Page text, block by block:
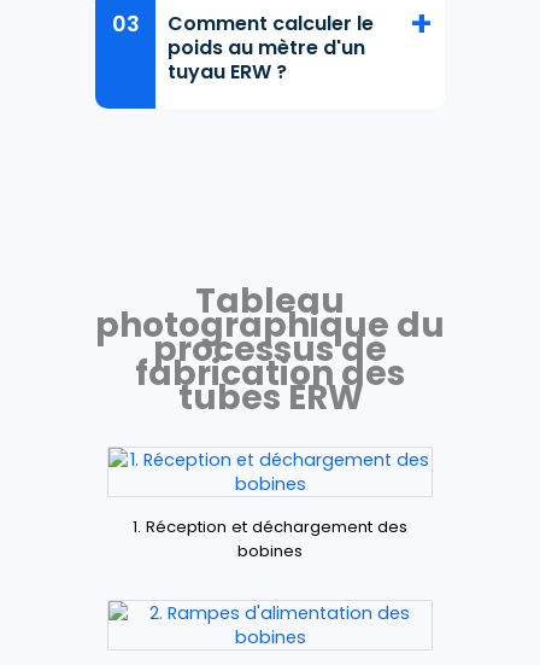
Comment calculer le
poids au mètre d'un
tuyau ERW ?
Tableau
photographique du
processus de
fabrication des
tubes ERW
1. Réception et déchargement des
bobines